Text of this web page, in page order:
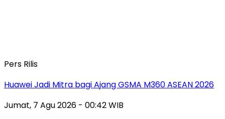
Pers Rilis
Huawei Jadi Mitra bagi Ajang GSMA M360 ASEAN 2026
Jumat, 7 Agu 2026 - 00:42 WIB